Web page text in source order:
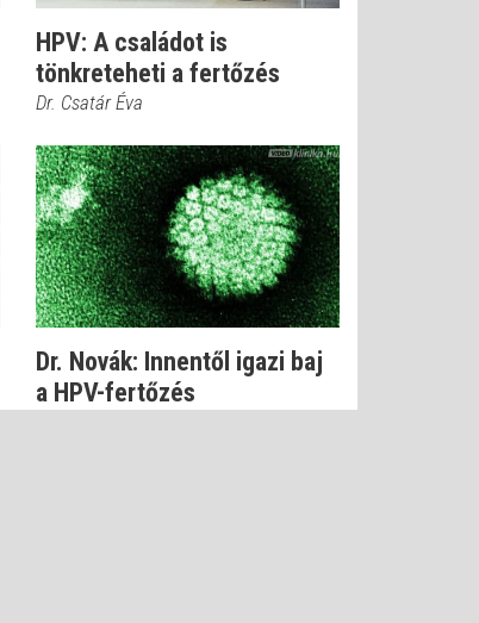
HPV: A családot is
tönkreteheti a fertőzés
Dr. Csatár Éva
Dr. Novák: Innentől igazi baj
a HPV-fertőzés